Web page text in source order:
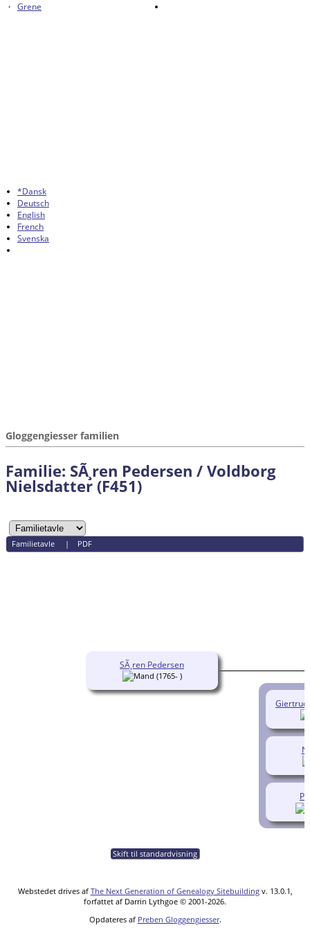
Grene
*Dansk
Deutsch
English
French
Svenska
Gloggengiesser familien
Familie: SÃ¸ren Pedersen / Voldborg
Nielsdatter (F451)
Familietavle | PDF
SÃ¸ren Pedersen
(1765- )
Giertrud
Skift til standardvisning
Webstedet drives af The Next Generation of Genealogy Sitebuildingv. 13.0.1,
forfattet af Darrin Lythgoe © 2001-2026.
Opdateres af Preben Gloggengiesser.